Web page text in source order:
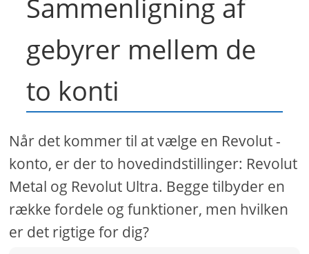
Sammenligning af
gebyrer mellem de
to konti
Når det kommer til at vælge en Revolut -
konto, er der to hovedindstillinger: Revolut
Metal og Revolut Ultra. Begge tilbyder en
række fordele og funktioner, men hvilken
er det rigtige for dig?